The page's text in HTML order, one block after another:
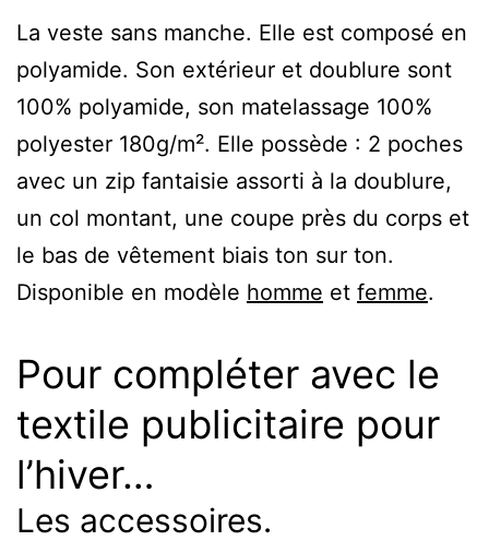
La veste sans manche. Elle est composé en
polyamide. Son extérieur et doublure sont
100% polyamide, son matelassage 100%
polyester 180g/m². Elle possède : 2 poches
avec un zip fantaisie assorti à la doublure,
un col montant, une coupe près du corps et
le bas de vêtement biais ton sur ton.
Disponible en modèle homme et femme.
Pour compléter avec le
textile publicitaire pour
l’hiver…
Les accessoires.